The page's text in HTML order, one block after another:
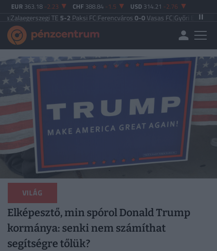
EUR 363.18 -2.23 CHF 388.84 -1.5 USD 314.21 -2.76
TE5-2Paksi FC |Ferencváros 0-0Vasas FC|Győri ETO FC4-0
VILÁG
Elképesztő, min spórol Donald Trump
kormánya: senki nem számíthat
segítségre tőlük?